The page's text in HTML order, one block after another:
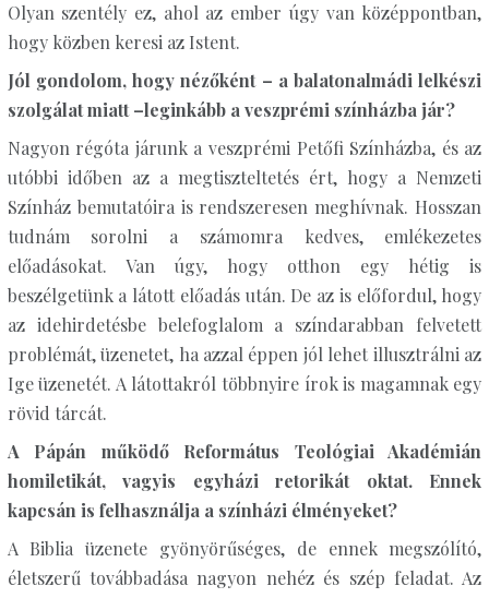
Olyan szentély ez, ahol az ember úgy van középpontban,
hogy közben keresi az Istent.
Jól gondolom, hogy nézőként – a balatonalmádi lelkészi
szolgálat miatt –leginkább a veszprémi színházba jár?
Nagyon régóta járunk a veszprémi Petőfi Színházba, és az
utóbbi időben az a megtiszteltetés ért, hogy a Nemzeti
Színház bemutatóira is rendszeresen meghívnak. Hosszan
tudnám sorolni a számomra kedves, emlékezetes
előadásokat. Van úgy, hogy otthon egy hétig is
beszélgetünk a látott előadás után. De az is előfordul, hogy
az idehirdetésbe belefoglalom a színdarabban felvetett
problémát, üzenetet, ha azzal éppen jól lehet illusztrálni az
Ige üzenetét. A látottakról többnyire írok is magamnak egy
rövid tárcát.
A Pápán működő Református Teológiai Akadémián
homiletikát, vagyis egyházi retorikát oktat. Ennek
kapcsán is felhasználja a színházi élményeket?
A Biblia üzenete gyönyörűséges, de ennek megszólító,
életszerű továbbadása nagyon nehéz és szép feladat. Az